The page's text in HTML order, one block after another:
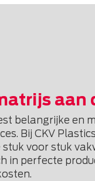
aan
belangrijke en
Bij CKV
voor stuk
in perfecte